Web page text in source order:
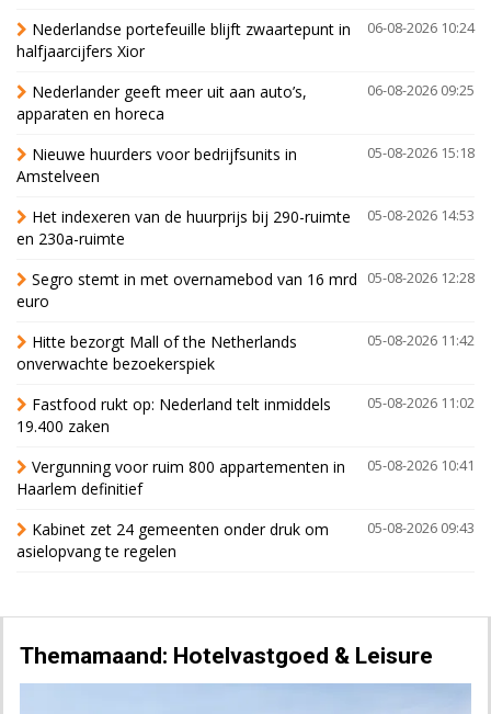
06-08-2026 10:24
Nederlandse portefeuille blijft zwaartepunt in
halfjaarcijfers Xior
06-08-2026 09:25
Nederlander geeft meer uit aan auto’s,
apparaten en horeca
05-08-2026 15:18
Nieuwe huurders voor bedrijfsunits in
Amstelveen
05-08-2026 14:53
Het indexeren van de huurprijs bij 290-ruimte
en 230a-ruimte
05-08-2026 12:28
Segro stemt in met overnamebod van 16 mrd
euro
05-08-2026 11:42
Hitte bezorgt Mall of the Netherlands
onverwachte bezoekerspiek
05-08-2026 11:02
Fastfood rukt op: Nederland telt inmiddels
19.400 zaken
05-08-2026 10:41
Vergunning voor ruim 800 appartementen in
Haarlem definitief
05-08-2026 09:43
Kabinet zet 24 gemeenten onder druk om
asielopvang te regelen
Themamaand: Hotelvastgoed & Leisure